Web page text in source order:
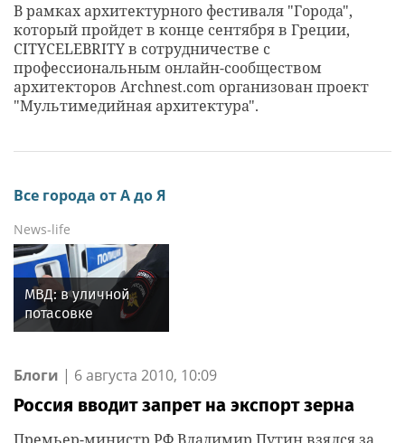
В рамках архитектурного фестиваля "Города",
который пройдет в конце сентября в Греции,
CITYCELEBRITY в сотрудничестве с
профессиональным онлайн-сообществом
архитекторов Archnest.com организован проект
"Мультимедийная архитектура".
Блоги | 6 августа 2010, 10:09
Россия вводит запрет на экспорт зерна
Все города от А до Я
News-life
МВД: в уличной
потасовке
на севере Москвы
несовершеннолетнего